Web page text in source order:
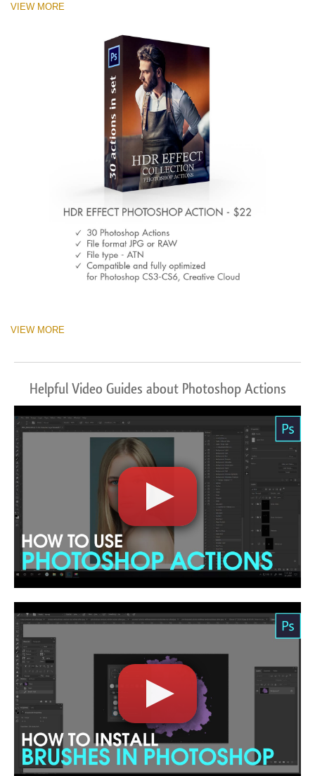
VIEW MORE
VIEW MORE
Helpful Video Guides about Photoshop Actions